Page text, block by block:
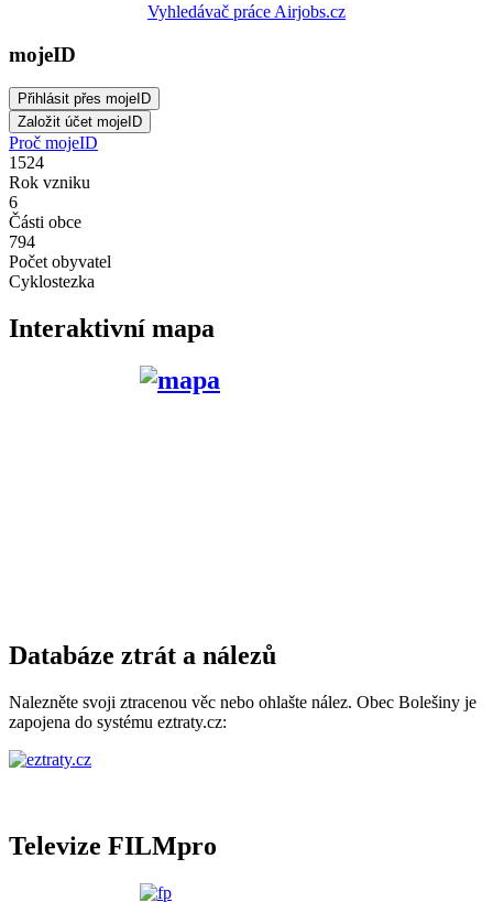
Vyhledávač práce Airjobs.cz
mojeID
Proč mojeID
1524
Rok vzniku
6
Části obce
794
Počet obyvatel
Cyklostezka
Interaktivní mapa
Databáze ztrát a nálezů
Nalezněte svoji ztracenou věc nebo ohlašte nález. Obec Bolešiny je
zapojena do systému eztraty.cz:
Televize FILMpro